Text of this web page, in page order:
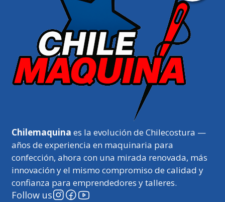
Chilemaquina es la evolución de Chilecostura —
años de experiencia en maquinaria para
confección, ahora con una mirada renovada, más
innovación y el mismo compromiso de calidad y
confianza para emprendedores y talleres.
Follow us